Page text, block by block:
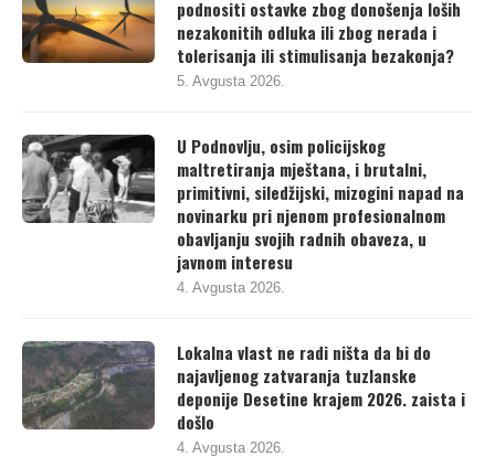
podnositi ostavke zbog donošenja loših
nezakonitih odluka ili zbog nerada i
tolerisanja ili stimulisanja bezakonja?
5. Avgusta 2026.
U Podnovlju, osim policijskog
maltretiranja mještana, i brutalni,
primitivni, siledžijski, mizogini napad na
novinarku pri njenom profesionalnom
obavljanju svojih radnih obaveza, u
javnom interesu
4. Avgusta 2026.
Lokalna vlast ne radi ništa da bi do
najavljenog zatvaranja tuzlanske
deponije Desetine krajem 2026. zaista i
došlo
4. Avgusta 2026.